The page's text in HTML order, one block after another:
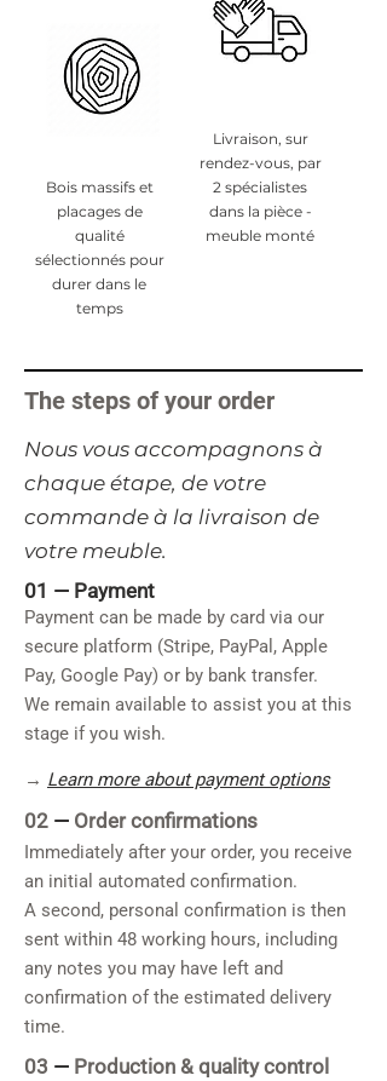
Bois massifs et
placages de
qualité
sélectionnés pour
durer dans le
temps
Livraison, sur
rendez-vous, par
2 spécialistes
dans la pièce -
meuble monté
The steps of your order
​Nous vous accompagnons à
chaque étape, de votre
commande à la livraison de
votre meuble.
01 — Payment
Payment can be made by card via our
secure platform (Stripe, PayPal, Apple
Pay, Google Pay) or by bank transfer.
We remain available to assist you at this
stage if you wish.
→ Learn more about payment options
02 — Order confirmations
Immediately after your order, you receive
an initial automated confirmation.
A second, personal confirmation is then
sent within 48 working hours, including
any notes you may have left and
confirmation of the estimated delivery
time.
03 — Production & quality control